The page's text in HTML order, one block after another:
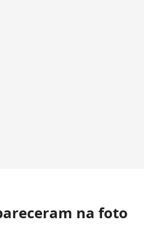
na foto